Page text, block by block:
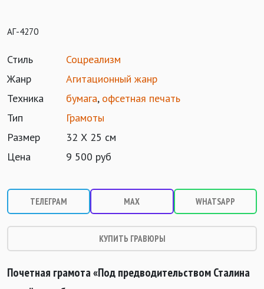
АГ-4270
Стиль
Соцреализм
Жанр
Агитационный жанр
Техника
бумага, офсетная печать
Тип
Грамоты
Размер
32 Х 25 см
Цена
9 500 руб
ТЕЛЕГРАМ MAX WHATSAPP
КУПИТЬ ГРАВЮРЫ
Почетная грамота «Под предводительством Сталина